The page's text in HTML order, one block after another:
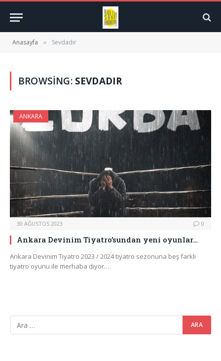
Anasayfa » Sevdadır
BROWSING: SEVDADIR
ANKARA
30 AĞUSTOS 2023 0
Ankara Devinim Tiyatro’sundan yeni oyunlar…
Ankara Devinim Tiyatro 2023 / 2024 tiyatro sezonuna beş farklı
tiyatro oyunu ile merhaba diyor.…